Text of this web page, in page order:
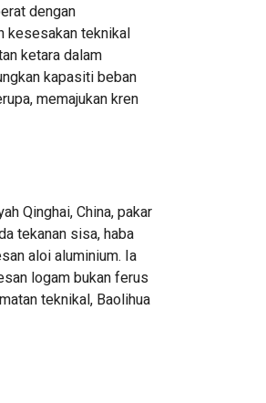
dengan
kesesakan teknikal
ketara dalam
kapasiti beban
memajukan kren
Qinghai, China, pakar
tekanan sisa, haba
aloi aluminium. Ia
logam bukan ferus
teknikal, Baolihua